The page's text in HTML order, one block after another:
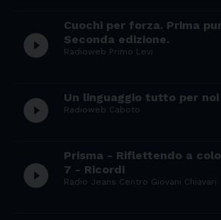
play_circle_filled
Cuochi per forza. Prima
Seconda edizione.
Radioweb Primo Levi
play_circle_filled Un linguaggio tutto per noi
Radioweb Caboto
play_circle_filled
Prisma - Riflettendo a
7 - Ricordi
Radio Jeans Centro Giovani Chiavari